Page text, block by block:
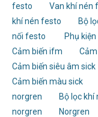
festo
Van khí nén
khí nén festo
Bộ
nối festo
Phụ
Cảm biến ifm
Cảm biến siêu âm sick
Cảm biến màu sick
norgren
Bộ lọc khí
norgren
Norgren